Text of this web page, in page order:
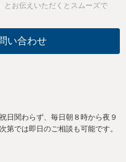
お伝えいただくとスムーズで
い合わせ
日関わらず、毎日朝８時から夜９
第では即日のご相談も可能です。